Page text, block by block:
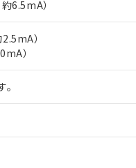
6.5mA）
）
）
外となる商品もあること
日時点での社内データに基
格とは異なる場合がある
たはお客様担当のオムロ
トワーク
」をご確認くだ
三者に漏洩または開示し
ただくには、I-Webメンバ
、ポリ臭化ジフェニルエーテル類
酸ブチルベンジル（BBP）
。
を確認しています。
があります。
ポリ臭化ジフェニルエーテ
、 BBP(フタル酸ブチルベンジル)
とを示します。
し、環境に深刻な影響を及
の輸出許可(または役務取
、違法に輸出されないよう
2および3の内容を当該第三
取引先、またはお客様担当